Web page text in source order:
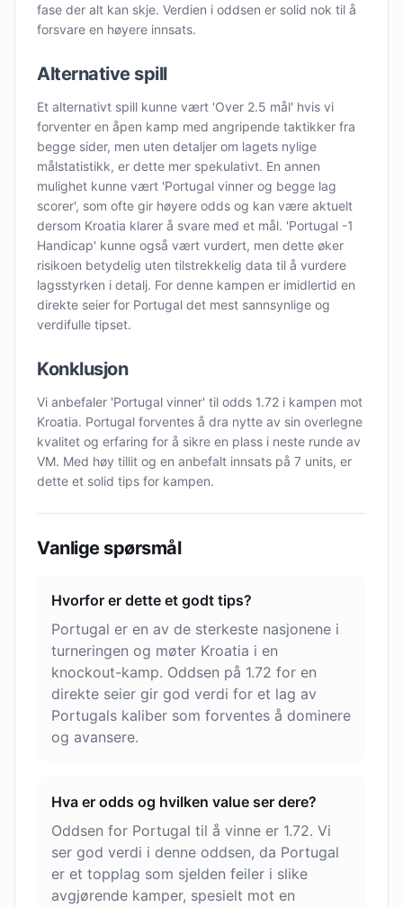
fase der alt kan skje. Verdien i oddsen er solid nok til å
forsvare en høyere innsats.
Alternative spill
Et alternativt spill kunne vært 'Over 2.5 mål' hvis vi
forventer en åpen kamp med angripende taktikker fra
begge sider, men uten detaljer om lagets nylige
målstatistikk, er dette mer spekulativt. En annen
mulighet kunne vært 'Portugal vinner og begge lag
scorer', som ofte gir høyere odds og kan være aktuelt
dersom Kroatia klarer å svare med et mål. 'Portugal -1
Handicap' kunne også vært vurdert, men dette øker
risikoen betydelig uten tilstrekkelig data til å vurdere
lagsstyrken i detalj. For denne kampen er imidlertid en
direkte seier for Portugal det mest sannsynlige og
verdifulle tipset.
Konklusjon
Vi anbefaler 'Portugal vinner' til odds 1.72 i kampen mot
Kroatia. Portugal forventes å dra nytte av sin overlegne
kvalitet og erfaring for å sikre en plass i neste runde av
VM. Med høy tillit og en anbefalt innsats på 7 units, er
dette et solid tips for kampen.
Vanlige spørsmål
Hvorfor er dette et godt tips?
Portugal er en av de sterkeste nasjonene i
turneringen og møter Kroatia i en
knockout-kamp. Oddsen på 1.72 for en
direkte seier gir god verdi for et lag av
Portugals kaliber som forventes å dominere
og avansere.
Hva er odds og hvilken value ser dere?
Oddsen for Portugal til å vinne er 1.72. Vi
ser god verdi i denne oddsen, da Portugal
er et topplag som sjelden feiler i slike
avgjørende kamper, spesielt mot en